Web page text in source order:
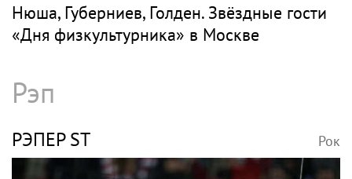
Нюша, Губерниев, Голден. Звёздные гости
«Дня физкультурника» в Москве
Рэп
РЭПЕР ST Рок